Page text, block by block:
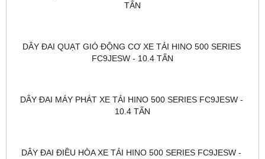
TẤN
DÂY ĐAI QUẠT GIÓ ĐỘNG CƠ XE TẢI HINO 500 SERIES
FC9JESW - 10.4 TẤN
DÂY ĐAI MÁY PHÁT XE TẢI HINO 500 SERIES FC9JESW -
10.4 TẤN
DÂY ĐAI ĐIỀU HÒA XE TẢI HINO 500 SERIES FC9JESW -